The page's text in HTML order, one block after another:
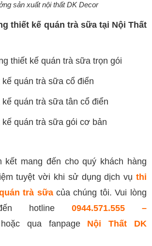
sản xuất nội thất DK Decor
thiết kế quán trà sữa tại Nội Thất
thiết kế quán trà sữa trọn gói
quán trà sữa cổ điển
quán trà sữa tân cổ điển
kế quán trà sữa gói cơ bản
kết mang đến cho quý khách hàng
tuyệt vời khi sử dụng dịch vụ thi
trà sữa của chúng tôi. Vui lòng
hotline
0944.571.555 –
hoặc qua fanpage
Nội Thất DK